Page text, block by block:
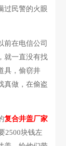
过民警的火眼
在电信公司
就一直没有找
具，偷窃井
真做，在偷盗
复合井盖厂家
2500块钱左